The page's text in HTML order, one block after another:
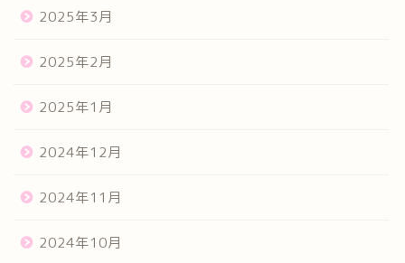
2025年3月
2025年2月
2025年1月
2024年12月
2024年11月
2024年10月